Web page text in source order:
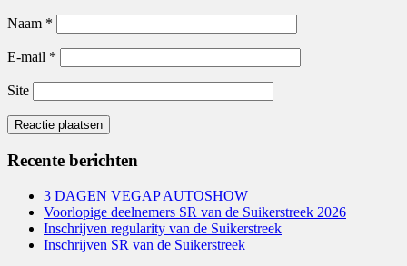
Naam *
E-mail *
Site
Recente berichten
3 DAGEN VEGAP AUTOSHOW
Voorlopige deelnemers SR van de Suikerstreek 2026
Inschrijven regularity van de Suikerstreek
Inschrijven SR van de Suikerstreek